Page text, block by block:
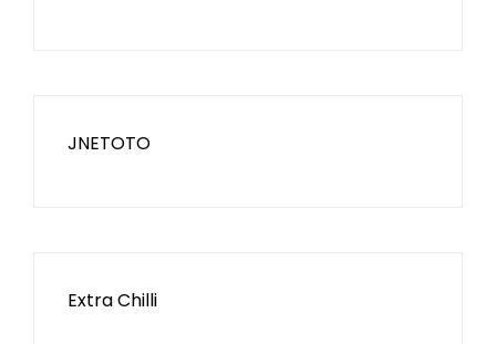
JNETOTO
Extra Chilli